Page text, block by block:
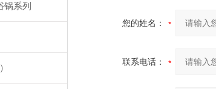
锅系列
您的姓名：
联系电话：